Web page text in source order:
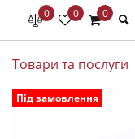
0 0 0
Товари та послуги
Під замовлення